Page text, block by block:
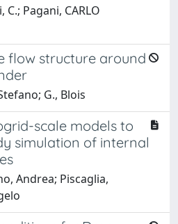
Pagani, CARLO
flow structure around
G., Blois
scale models to
simulation of internal
Andrea; Piscaglia,